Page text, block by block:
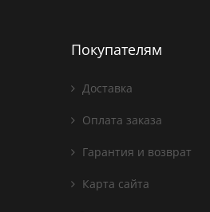
Покупателям
Доставка
Оплата заказа
Гарантия и возврат
Карта сайта